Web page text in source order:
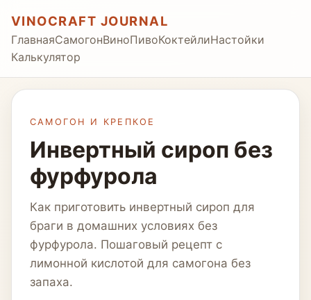
VINOCRAFT JOURNAL
ГлавнаяСамогонВиноПивоКоктейлиНастойки
Калькулятор
САМОГОН И КРЕПКОЕ
Инвертный сироп без
фурфурола
Как приготовить инвертный сироп для
браги в домашних условиях без
фурфурола. Пошаговый рецепт с
лимонной кислотой для самогона без
запаха.